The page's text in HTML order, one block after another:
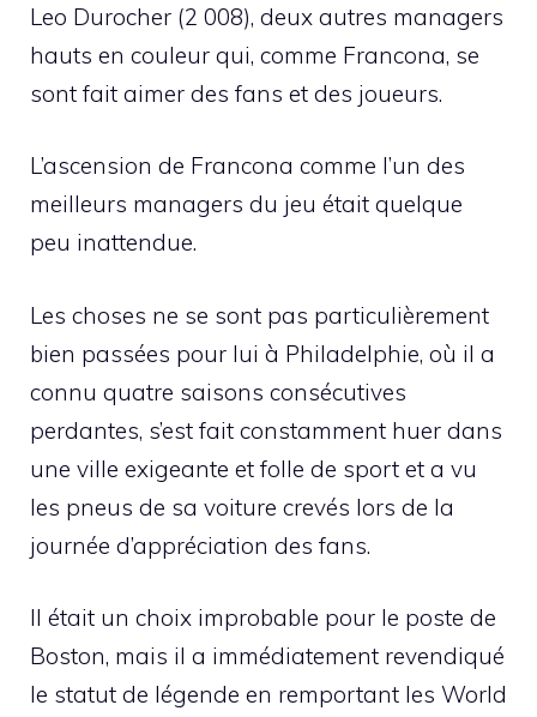
Leo Durocher (2 008), deux autres managers
hauts en couleur qui, comme Francona, se
sont fait aimer des fans et des joueurs.
L’ascension de Francona comme l’un des
meilleurs managers du jeu était quelque
peu inattendue.
Les choses ne se sont pas particulièrement
bien passées pour lui à Philadelphie, où il a
connu quatre saisons consécutives
perdantes, s’est fait constamment huer dans
une ville exigeante et folle de sport et a vu
les pneus de sa voiture crevés lors de la
journée d’appréciation des fans.
Il était un choix improbable pour le poste de
Boston, mais il a immédiatement revendiqué
le statut de légende en remportant les World